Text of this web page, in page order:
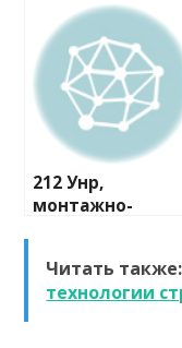
212 Унр,
монтажно-
Читать также:
технологии